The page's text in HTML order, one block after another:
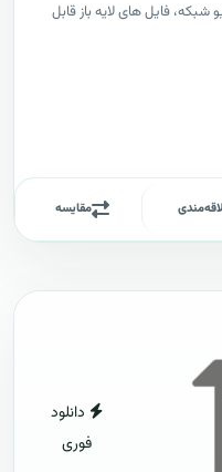
فایل های لایه باز قابل
مقایسه
دانلود
فوری